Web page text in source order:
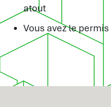
atout
Vous avez le